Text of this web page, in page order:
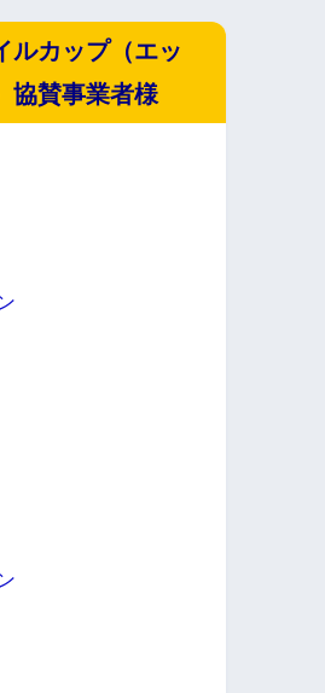
ルカップ（エッ
協賛事業者様